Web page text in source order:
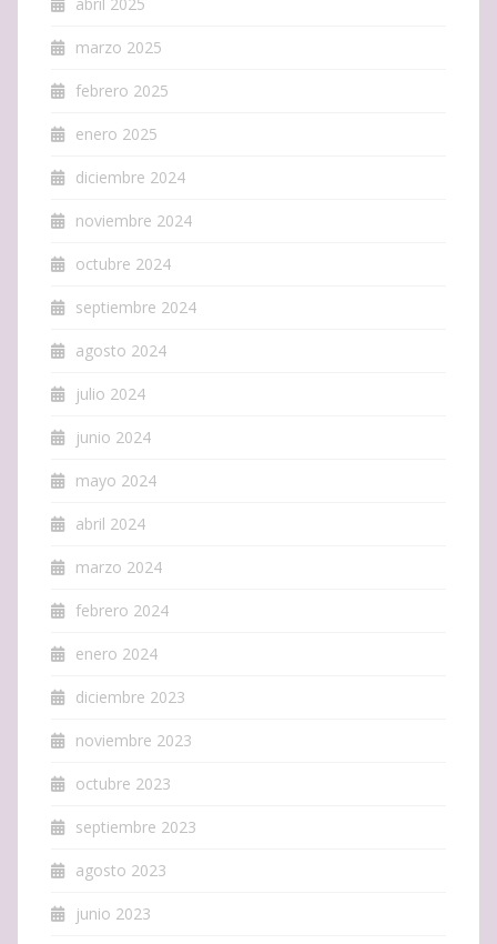
marzo 2025
febrero 2025
enero 2025
diciembre 2024
noviembre 2024
octubre 2024
septiembre 2024
agosto 2024
julio 2024
junio 2024
mayo 2024
abril 2024
marzo 2024
febrero 2024
enero 2024
diciembre 2023
noviembre 2023
octubre 2023
septiembre 2023
agosto 2023
junio 2023